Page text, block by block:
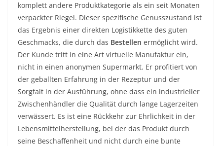
komplett andere Produktkategorie als ein seit Monaten
verpackter Riegel. Dieser spezifische Genusszustand ist
das Ergebnis einer direkten Logistikkette des guten
Geschmacks, die durch das Bestellen ermöglicht wird.
Der Kunde tritt in eine Art virtuelle Manufaktur ein,
nicht in einen anonymen Supermarkt. Er profitiert von
der geballten Erfahrung in der Rezeptur und der
Sorgfalt in der Ausführung, ohne dass ein industrieller
Zwischenhändler die Qualität durch lange Lagerzeiten
verwässert. Es ist eine Rückkehr zur Ehrlichkeit in der
Lebensmittelherstellung, bei der das Produkt durch
seine Beschaffenheit und nicht durch eine bunte